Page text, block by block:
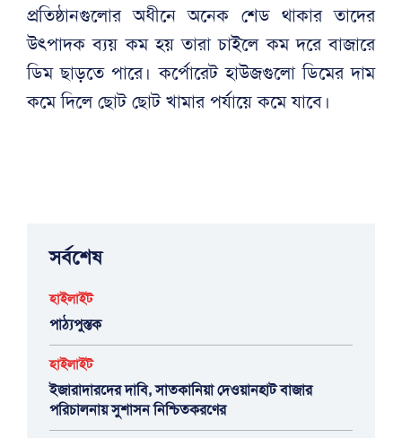
প্রতিষ্ঠানগুলোর অধীনে অনেক শেড থাকার তাদের
উৎপাদক ব্যয় কম হয় তারা চাইলে কম দরে বাজারে
ডিম ছাড়তে পারে। কর্পোরেট হাউজগুলো ডিমের দাম
কমে দিলে ছোট ছোট খামার পর্যায়ে কমে যাবে।
সর্বশেষ
হাইলাইট
পাঠ্যপুস্তক
হাইলাইট
ইজারাদারদের দাবি, সাতকানিয়া দেওয়ানহাট বাজার
পরিচালনায় সুশাসন নিশ্চিতকরণের